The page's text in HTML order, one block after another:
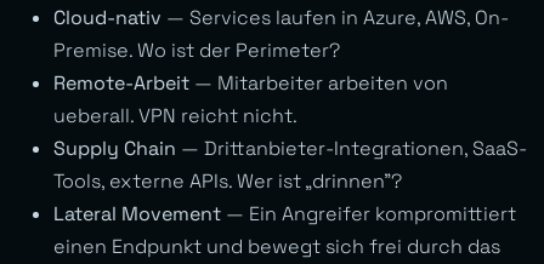
Cloud-nativ — Services laufen in Azure, AWS, On-
Premise. Wo ist der Perimeter?
Remote-Arbeit — Mitarbeiter arbeiten von
ueberall. VPN reicht nicht.
Supply Chain — Drittanbieter-Integrationen, SaaS-
Tools, externe APIs. Wer ist „drinnen”?
Lateral Movement — Ein Angreifer kompromittiert
einen Endpunkt und bewegt sich frei durch das